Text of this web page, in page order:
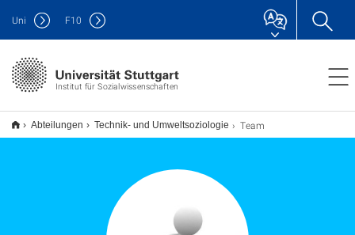
Institut für Sozialwissenschaften
Uni F10
Abteilungen Technik- und Umweltsoziologie Team